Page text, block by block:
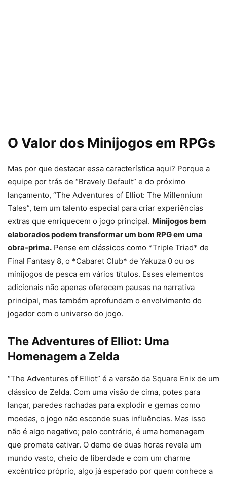
O Valor dos Minijogos em RPGs
Mas por que destacar essa característica aqui? Porque a
equipe por trás de “Bravely Default” e do próximo
lançamento, “The Adventures of Elliot: The Millennium
Tales”, tem um talento especial para criar experiências
extras que enriquecem o jogo principal. Minijogos bem
elaborados podem transformar um bom RPG em uma
obra-prima. Pense em clássicos como *Triple Triad* de
Final Fantasy 8, o *Cabaret Club* de Yakuza 0 ou os
minijogos de pesca em vários títulos. Esses elementos
adicionais não apenas oferecem pausas na narrativa
principal, mas também aprofundam o envolvimento do
jogador com o universo do jogo.
The Adventures of Elliot: Uma
Homenagem a Zelda
“The Adventures of Elliot” é a versão da Square Enix de um
clássico de Zelda. Com uma visão de cima, potes para
lançar, paredes rachadas para explodir e gemas como
moedas, o jogo não esconde suas influências. Mas isso
não é algo negativo; pelo contrário, é uma homenagem
que promete cativar. O demo de duas horas revela um
mundo vasto, cheio de liberdade e com um charme
excêntrico próprio, algo já esperado por quem conhece a